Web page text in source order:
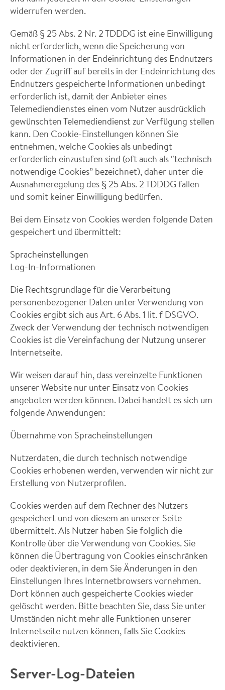
widerrufen werden.
Gemäß § 25 Abs. 2 Nr. 2 TDDDG ist eine Einwilligung
nicht erforderlich, wenn die Speicherung von
Informationen in der Endeinrichtung des Endnutzers
oder der Zugriff auf bereits in der Endeinrichtung des
Endnutzers gespeicherte Informationen unbedingt
erforderlich ist, damit der Anbieter eines
Telemediendienstes einen vom Nutzer ausdrücklich
gewünschten Telemediendienst zur Verfügung stellen
kann. Den Cookie-Einstellungen können Sie
entnehmen, welche Cookies als unbedingt
erforderlich einzustufen sind (oft auch als “technisch
notwendige Cookies” bezeichnet), daher unter die
Ausnahmeregelung des § 25 Abs. 2 TDDDG fallen
und somit keiner Einwilligung bedürfen.
Bei dem Einsatz von Cookies werden folgende Daten
gespeichert und übermittelt:
Spracheinstellungen
Log-In-Informationen
Die Rechtsgrundlage für die Verarbeitung
personenbezogener Daten unter Verwendung von
Cookies ergibt sich aus Art. 6 Abs. 1 lit. f DSGVO.
Zweck der Verwendung der technisch notwendigen
Cookies ist die Vereinfachung der Nutzung unserer
Internetseite.
Wir weisen darauf hin, dass vereinzelte Funktionen
unserer Website nur unter Einsatz von Cookies
angeboten werden können. Dabei handelt es sich um
folgende Anwendungen:
Übernahme von Spracheinstellungen
Nutzerdaten, die durch technisch notwendige
Cookies erhobenen werden, verwenden wir nicht zur
Erstellung von Nutzerprofilen.
Cookies werden auf dem Rechner des Nutzers
gespeichert und von diesem an unserer Seite
übermittelt. Als Nutzer haben Sie folglich die
Kontrolle über die Verwendung von Cookies. Sie
können die Übertragung von Cookies einschränken
oder deaktivieren, in dem Sie Änderungen in den
Einstellungen Ihres Internetbrowsers vornehmen.
Dort können auch gespeicherte Cookies wieder
gelöscht werden. Bitte beachten Sie, dass Sie unter
Umständen nicht mehr alle Funktionen unserer
Internetseite nutzen können, falls Sie Cookies
deaktivieren.
Server-Log-Dateien